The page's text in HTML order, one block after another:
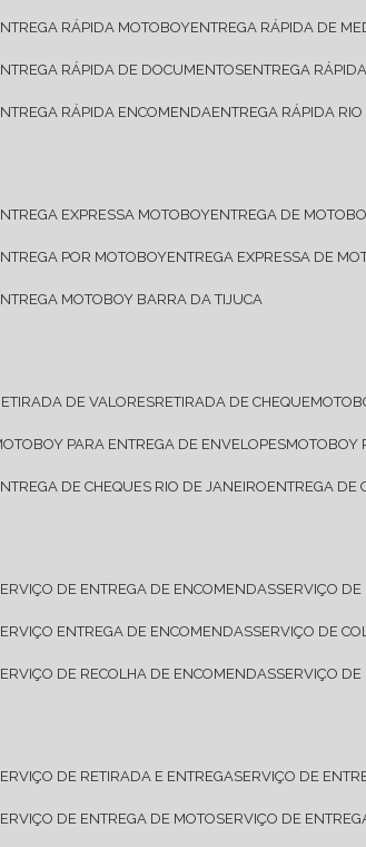
ENTREGA RÁPIDA MOTOBOY ENTREGA RÁPIDA DE
ENTREGA RÁPIDA DE DOCUMENTOS ENTREGA
ENTREGA RÁPIDA ENCOMENDA ENTREGA RÁPIDA
ENTREGA EXPRESSA MOTOBOY ENTREGA DE
ENTREGA POR MOTOBOY ENTREGA EXPRESSA DE
ENTREGA MOTOBOY BARRA DA TIJUCA
RETIRADA DE VALORES RETIRADA DE CHEQUE
MOTOBOY PARA ENTREGA DE ENVELOPES
ENTREGA DE CHEQUES RIO DE JANEIRO ENTREGA
SERVIÇO DE ENTREGA DE ENCOMENDAS SERVIÇO
SERVIÇO ENTREGA DE ENCOMENDAS SERVIÇO DE
SERVIÇO DE RECOLHA DE ENCOMENDAS SERVIÇO
SERVIÇO DE RETIRADA E ENTREGA SERVIÇO DE
SERVIÇO DE ENTREGA DE MOTO SERVIÇO DE